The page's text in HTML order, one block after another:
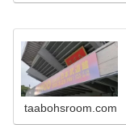
taabohsroom.com